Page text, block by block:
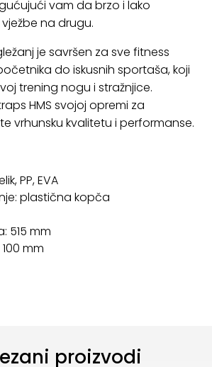
vam da brzo i lako
na drugu.
je savršen za sve fitness
do iskusnih sportaša, koji
trening nogu i stražnjice.
HMS svojoj opremi za
vrhunsku kvalitetu i performanse.
PP, EVA
plastična kopča
515 mm
100 mm
proizvodi